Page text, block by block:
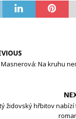
Na kruhu
židovský hřbitov nabízí